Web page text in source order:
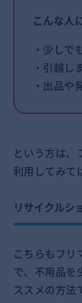
こんな人
・少しで
・引越し
・出品や
という方は、
利用してみて
リサイクルシ
こちらもフリ
で、不用品を
ススメの方法